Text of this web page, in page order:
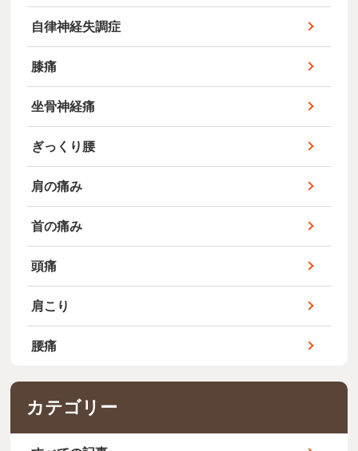
自律神経失調症
膝痛
坐骨神経痛
ぎっくり腰
肩の痛み
首の痛み
頭痛
肩こり
腰痛
カテゴリー